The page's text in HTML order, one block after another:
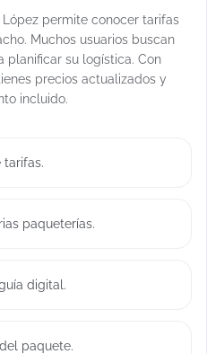
permite conocer tarifas
Muchos usuarios buscan
planificar su logística. Con
precios actualizados y
incluido.
tarifas.
paqueterías.
digital.
paquete.